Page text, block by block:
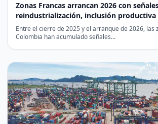
Zonas Francas arrancan 2026 con
reindustrialización, inclusión productiva
internacional
Entre el cierre de 2025 y el arranque de 2026, las
Colombia han acumulado señales…